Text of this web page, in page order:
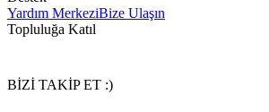
Yardım MerkeziBize Ulaşın
Topluluğa Katıl
BİZİ TAKİP ET :)